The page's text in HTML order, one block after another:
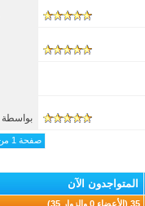
بواسطة
صفحة 1 من 319
المتواجدون الآن
35 (الأعضاء 0 والزوار 35)